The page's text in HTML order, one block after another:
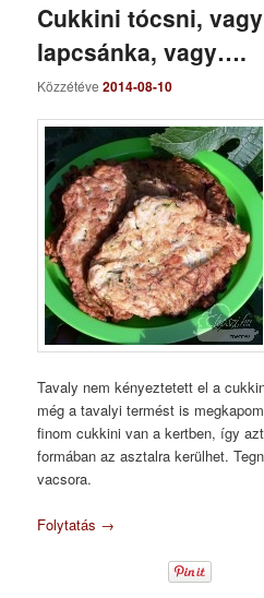
Cukkini tócsni, vagy
lapcsánka, vagy….
Közzétéve2014-08-10
Tavaly nem kényeztetett el a
még a tavalyi termést is
finom cukkini van a kertben, így
formában az asztalra kerülhet.
vacsora.
Folytatás →